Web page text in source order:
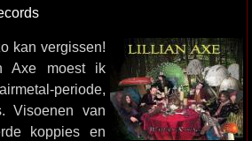
kan vergissen!
Axe moest ik
periode,
Visoenen van
koppies en